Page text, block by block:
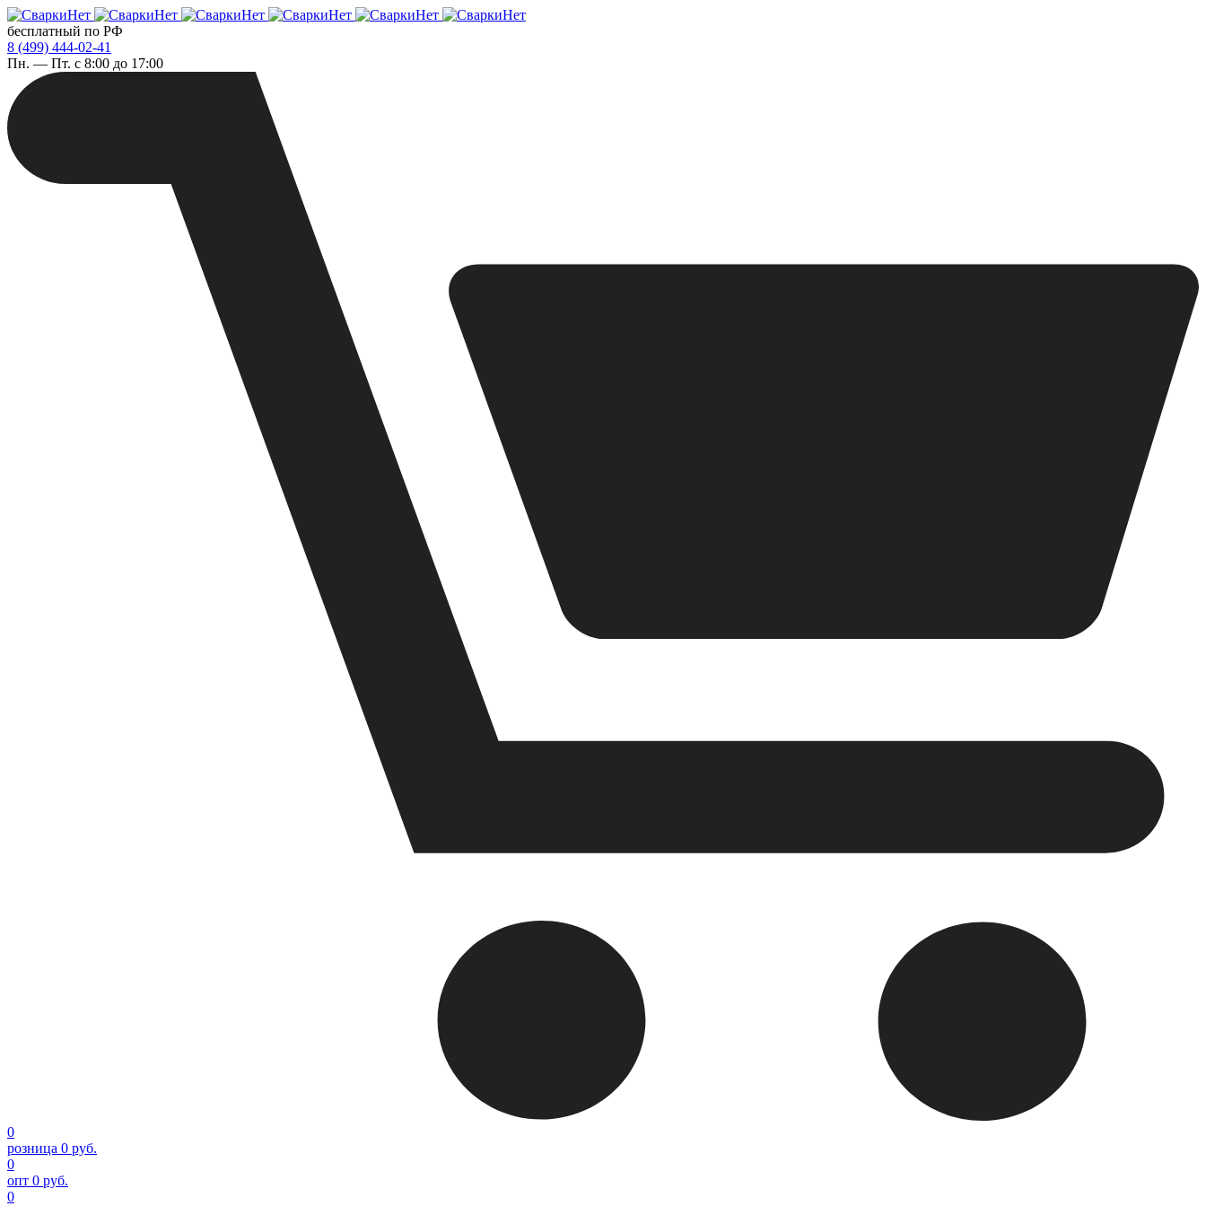
бесплатный по РФ
8 (499) 444-02-41
Пн. — Пт. с 8:00 до 17:00
0
розница 0 руб.
0
опт 0 руб.
0